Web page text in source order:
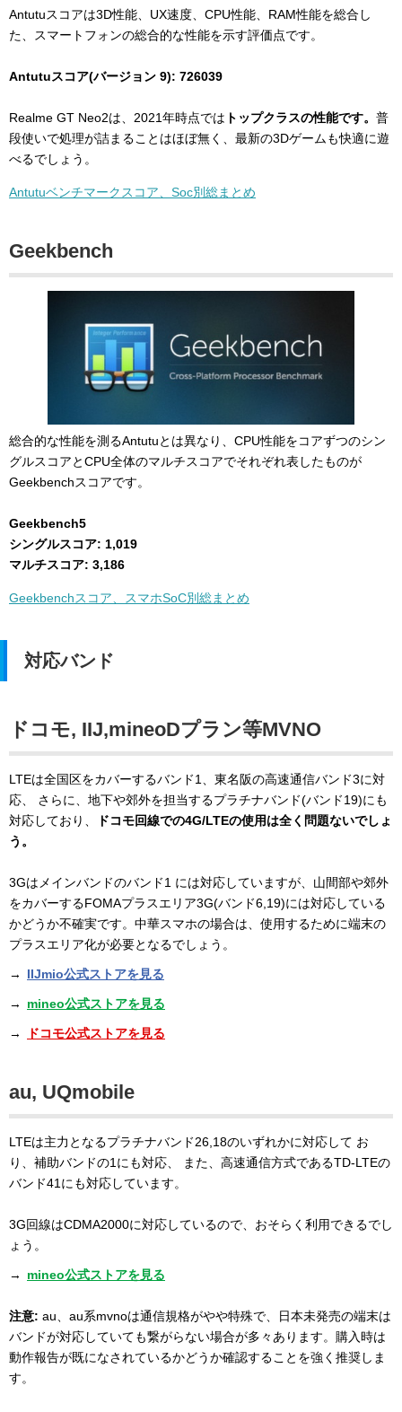
Antutuスコアは3D性能、UX速度、CPU性能、RAM性能を総合し
た、スマートフォンの総合的な性能を示す評価点です。
Antutuスコア(バージョン 9): 726039
Realme GT Neo2は、2021年時点では トップクラスの性能です。 普
段使いで処理が詰まることはほぼ無く、最新の3Dゲームも快適に遊
べるでしょう。
Antutuベンチマークスコア、Soc別総まとめ
Geekbench
総合的な性能を測るAntutuとは異なり、CPU性能をコアずつのシン
グルスコアとCPU全体のマルチスコアでそれぞれ表したものが
Geekbenchスコアです。
Geekbench5
シングルスコア: 1,019
マルチスコア: 3,186
Geekbenchスコア、スマホSoC別総まとめ
対応バンド
ドコモ, IIJ,mineoDプラン等MVNO
LTEは全国区をカバーするバンド1、東名阪の高速通信バンド3に対
応、 さらに、地下や郊外を担当するプラチナバンド(バンド19)にも
対応しており、
ドコモ回線での4G/LTEの使用は全く問題ないでしょ
う。
3Gはメインバンドのバンド1 には対応していますが、山間部や郊外
をカバーするFOMAプラスエリア3G(バンド6,19)には対応している
かどうか不確実です。中華スマホの場合は、使用するために端末の
プラスエリア化が必要となるでしょう。
→ IIJmio公式ストアを見る
→ mineo公式ストアを見る
→ ドコモ公式ストアを見る
au, UQmobile
LTEは主力となるプラチナバンド26,18のいずれかに対応して お
り、補助バンドの1にも対応、 また、高速通信方式であるTD-LTEの
バンド41にも対応しています。
3G回線はCDMA2000に対応しているので、おそらく利用できるでし
ょう。
→ mineo公式ストアを見る
注意: au、au系mvnoは通信規格がやや特殊で、日本未発売の端末は
バンドが対応していても繋がらない場合が多々あります。購入時は
動作報告が既になされているかどうか確認することを強く推奨しま
す。